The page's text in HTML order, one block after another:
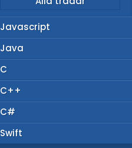
Javascript
Java
C
C++
C#
Swift